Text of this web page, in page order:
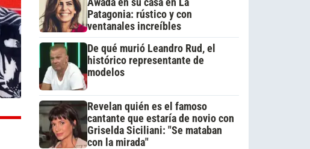
Patagonia: rústico y con
ventanales increíbles
De qué murió Leandro Rud, el
histórico representante de
modelos
Revelan quién es el famoso
cantante que estaría de novio con
Griselda Siciliani: "Se mataban
con la mirada"